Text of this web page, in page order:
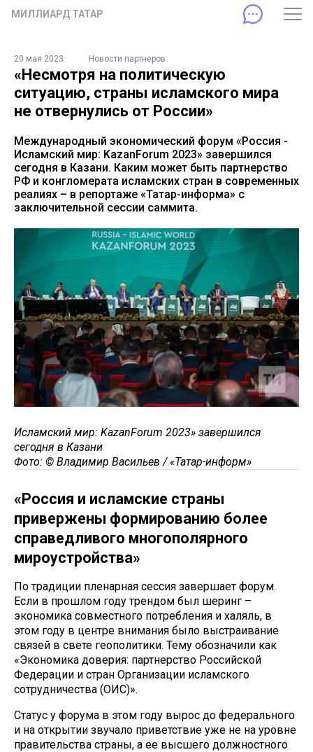
МИЛЛИАРД ТАТАР
20 мая 2023 Новости партнеров
«Несмотря на политическую
ситуацию, страны исламского мира
не отвернулись от России»
Международный экономический форум «Россия -
Исламский мир: KazanForum 2023» завершился
сегодня в Казани. Каким может быть партнерство
РФ и конгломерата исламских стран в современных
реалиях – в репортаже «Татар-информа» с
заключительной сессии саммита.
Исламский мир: KazanForum 2023» завершился
сегодня в Казани
Фото: © Владимир Васильев / «Татар-информ»
«Россия и исламские страны
привержены формированию более
справедливого многополярного
мироустройства»
По традиции пленарная сессия завершает форум.
Если в прошлом году трендом был шеринг –
экономика совместного потребления и халяль, в
этом году в центре внимания было выстраивание
связей в свете геополитики. Тему обозначили как
«Экономика доверия: партнерство Российской
Федерации и стран Организации исламского
сотрудничества (ОИС)».
Статус у форума в этом году вырос до федерального
и на открытии звучало приветствие уже не на уровне
правительства страны, а ее высшего должностного